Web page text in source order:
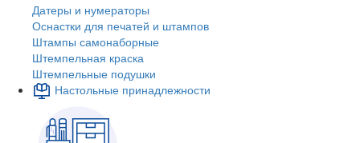
Датеры и нумераторы
Оснастки для печатей и штампов
Штампы самонаборные
Штемпельная краска
Штемпельные подушки
Настольные принадлежности